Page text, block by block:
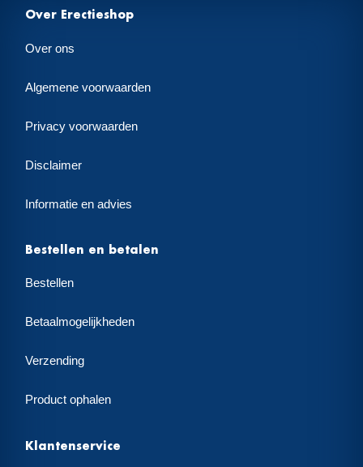
Over Erectieshop
Over ons
Algemene voorwaarden
Privacy voorwaarden
Disclaimer
Informatie en advies
Bestellen en betalen
Bestellen
Betaalmogelijkheden
Verzending
Product ophalen
Klantenservice